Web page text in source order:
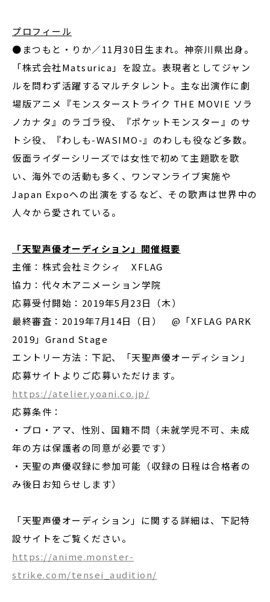
プロフィール
●まつもと・りか／11月30日生まれ。神奈川県出身。
「株式会社Matsurica」を設立。表現者としてジャン
ルを問わず活躍するマルチタレント。主な出演作に劇
場版アニメ『モンスターストライク THE MOVIE ソラ
ノカナタ』のラゴラ役、『ポケットモンスター』のサ
トシ役、『わしも-WASIMO-』のわしも役など多数。
仮面ライダーシリーズでは女性で初めて主題歌を歌
い、海外での活動も多く、ワンマンライブ実施や
Japan Expoへの出演をするなど、その歌声は世界中の
人々から愛されている。
「天聖声優オーディション」開催概要
主催：株式会社ミクシィ XFLAG
協力：代々木アニメーション学院
応募受付開始：2019年5月23日（木）
最終審査：2019年7月14日（日） @「XFLAG PARK
2019」Grand Stage
エントリー方法：下記、「天聖声優オーディション」
応募サイトよりご応募いただけます。
https://atelier.yoani.co.jp/
応募条件：
・プロ・アマ、性別、国籍不問（未就学児不可、未成
年の方は保護者の同意が必要です）
・天聖の声優収録に参加可能（収録の日程は合格者の
み後日お知らせします）
「天聖声優オーディション」に関する詳細は、下記特
設サイトをご覧ください。
https://anime.monster-
strike.com/tensei_audition/